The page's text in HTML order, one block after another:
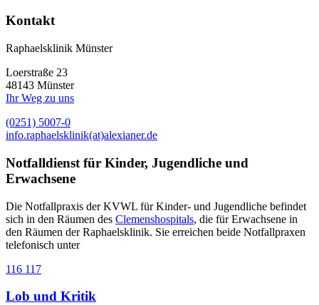
Kontakt
Raphaelsklinik Münster
Loerstraße 23
48143 Münster
Ihr Weg zu uns
(0251) 5007-0
info.raphaelsklinik(at)alexianer.de
Notfalldienst für Kinder, Jugendliche und
Erwachsene
Die Notfallpraxis der KVWL für Kinder- und Jugendliche befindet
sich in den Räumen des Clemenshospitals, die für Erwachsene in
den Räumen der Raphaelsklinik. Sie erreichen beide Notfallpraxen
telefonisch unter
116 117
Lob und Kritik